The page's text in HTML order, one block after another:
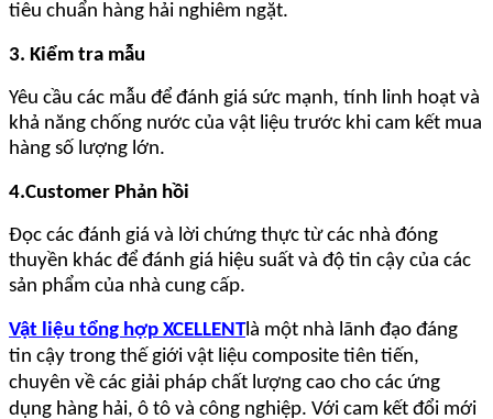
tiêu chuẩn hàng hải nghiêm ngặt.
3. Kiểm tra mẫu
Yêu cầu các mẫu để đánh giá sức mạnh, tính linh hoạt và
khả năng chống nước của vật liệu trước khi cam kết mua
hàng số lượng lớn.
4.Customer Phản hồi
Đọc các đánh giá và lời chứng thực từ các nhà đóng
thuyền khác để đánh giá hiệu suất và độ tin cậy của các
sản phẩm của nhà cung cấp.
Vật liệu tổng hợp XCELLENTlà một nhà lãnh đạo đáng
tin cậy trong thế giới vật liệu composite tiên tiến,
chuyên về các giải pháp chất lượng cao cho các ứng
dụng hàng hải, ô tô và công nghiệp. Với cam kết đổi mới